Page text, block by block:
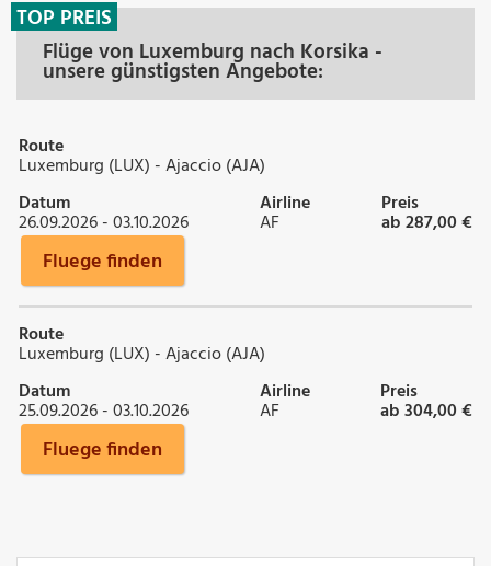
Flüge von Luxemburg nach Korsika -
unsere günstigsten Angebote:
TOP PREIS
Route
Luxemburg (LUX) - Ajaccio (AJA)
Datum
26.09.2026 - 03.10.2026
Airline
AF
Preis
ab 287,00 €
Fluege finden
Route
Luxemburg (LUX) - Ajaccio (AJA)
Datum
25.09.2026 - 03.10.2026
Airline
AF
Preis
ab 304,00 €
Fluege finden